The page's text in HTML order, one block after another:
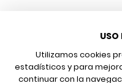
USO
Utilizamos cookies
estadísticos y para
continuar con la